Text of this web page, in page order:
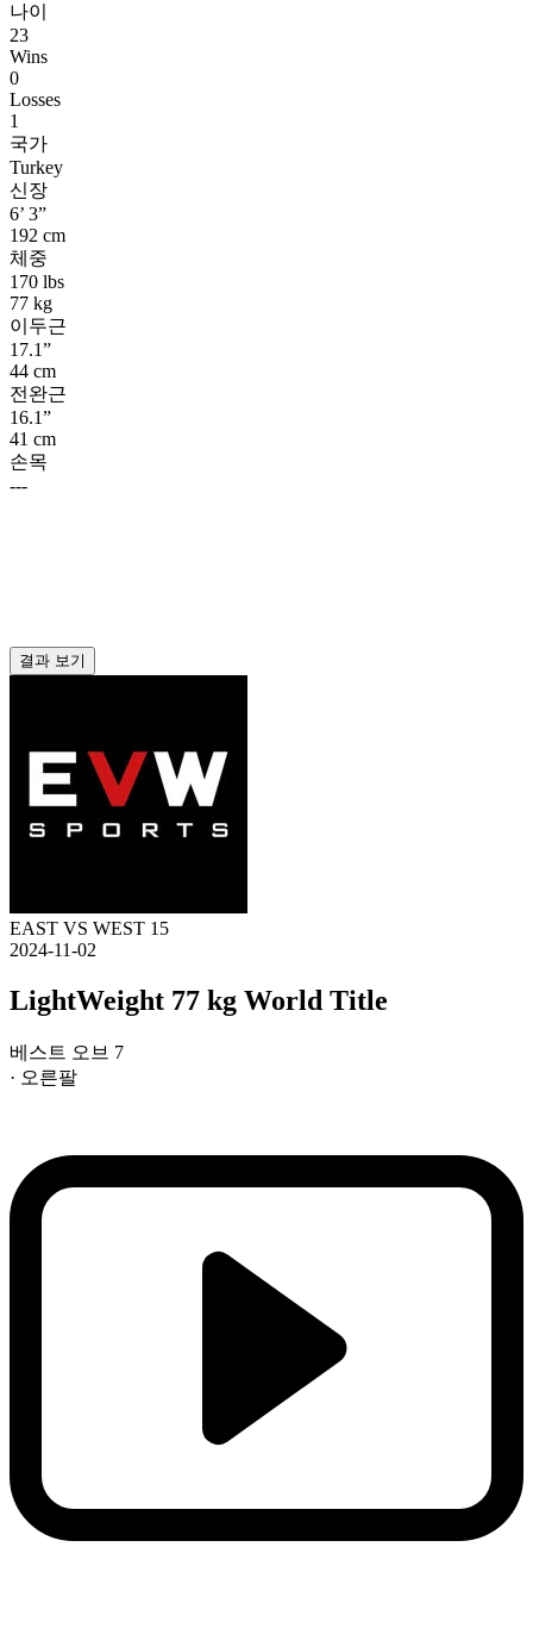
나이
23
Wins
0
Losses
1
국가
Turkey
신장
6’ 3”
192 cm
체중
170 lbs
77 kg
이두근
17.1”
44 cm
전완근
16.1”
41 cm
손목
---
결과 보기
EAST VS WEST 15
2024-11-02
LightWeight 77 kg World Title
베스트 오브 7
· 오른팔